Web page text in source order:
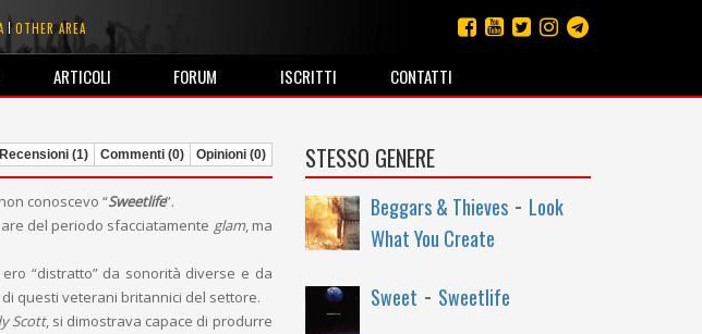
OTHER AREA
ARTICOLI FORUM ISCRITTI CONTATTI
Recensioni (1) Commenti (0) Opinioni (0)
conoscevo “Sweetlife”.
del periodo sfacciatamente glam, ma
ero “distratto” da sonorità diverse e da
questi veterani britannici del settore.
Scott, si dimostrava capace di produrre
STESSO GENERE
Beggars & Thieves- Look
What You Create
Sweet - Sweetlife